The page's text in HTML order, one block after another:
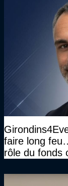
faire long
rôle du fonds